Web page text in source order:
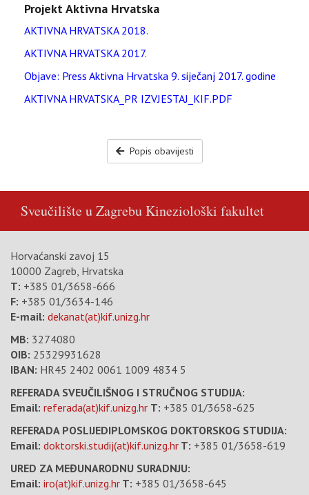
Projekt Aktivna Hrvatska
AKTIVNA HRVATSKA 2018.
AKTIVNA HRVATSKA 2017.
Objave: Press Aktivna Hrvatska 9. siječanj 2017. godine
AKTIVNA HRVATSKA_PR IZVJESTAJ_KIF.PDF
Popis obavijesti
Sveučilište u ZagrebuKineziološki fakultet
Horvaćanski zavoj 15
10000 Zagreb, Hrvatska
T: +385 01/3658-666
F: +385 01/3634-146
E-mail: dekanat(at)kif.unizg.hr
MB: 3274080
OIB: 25329931628
IBAN: HR45 2402 0061 1009 4834 5
REFERADA SVEUČILIŠNOG I STRUČNOG STUDIJA:
Email: referada(at)kif.unizg.hr T: +385 01/3658-625
REFERADA POSLIJEDIPLOMSKOG DOKTORSKOG STUDIJA:
Email: doktorski.studij(at)kif.unizg.hr T: +385 01/3658-619
URED ZA MEĐUNARODNU SURADNJU:
Email: iro(at)kif.unizg.hr T: +385 01/3658-645